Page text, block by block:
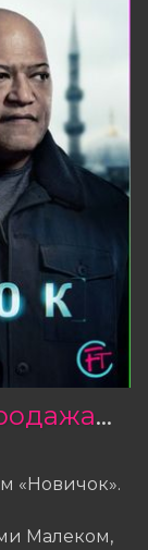
«Новичок» — открыта продажа билетов
«Новичок».
Малеком,